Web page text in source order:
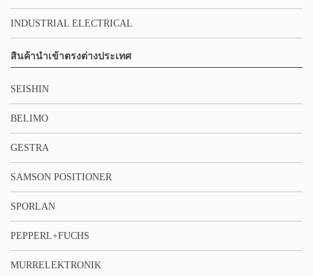
INDUSTRIAL ELECTRICAL
สินค้านำเข้าตรงต่างประเทศ
SEISHIN
BELIMO
GESTRA
SAMSON POSITIONER
SPORLAN
PEPPERL+FUCHS
MURRELEKTRONIK